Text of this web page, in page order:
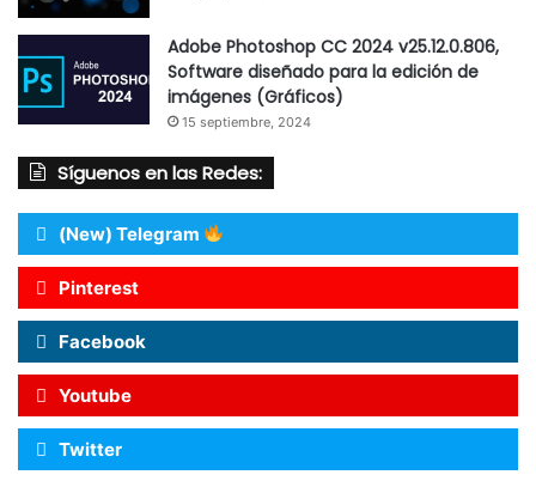
Adobe Photoshop CC 2024 v25.12.0.806,
Software diseñado para la edición de
imágenes (Gráficos)
15 septiembre, 2024
Síguenos en las Redes:
(New) Telegram
Pinterest
Facebook
Youtube
Twitter